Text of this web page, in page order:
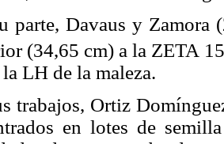
parte, Davaus y Zamora
(34,65 cm) a la ZETA
LH de la maleza.
trabajos, Ortiz
en lotes de